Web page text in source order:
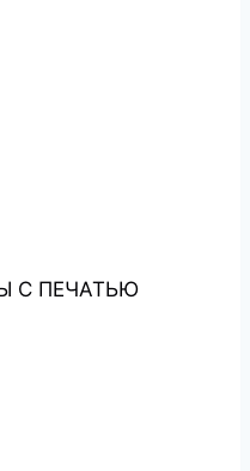
С ПЕЧАТЬЮ